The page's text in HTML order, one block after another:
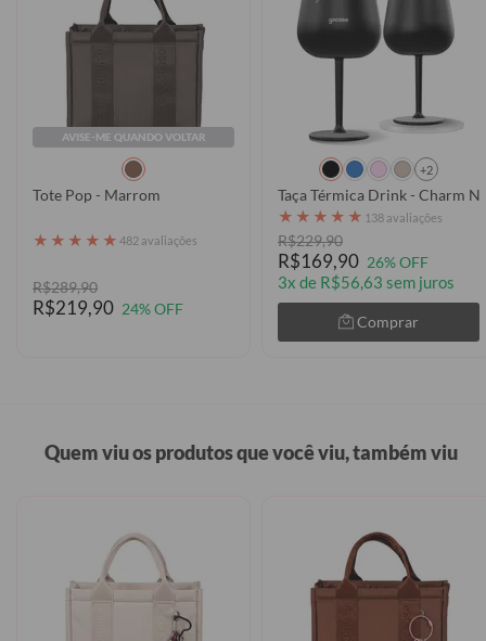
AVISE-ME QUANDO VOLTAR
Tote Pop - Marrom
★ ★ ★ ★ ★ 482 avaliações
R$289,90
R$219,90 24% OFF
+2
Taça Térmica Drink -
★ ★ ★ ★ ★ 138 avaliações
R$229,90
R$169,90 26% OFF
3x de R$56,63 sem juros
Comprar
Quem viu os produtos que você viu, também viu